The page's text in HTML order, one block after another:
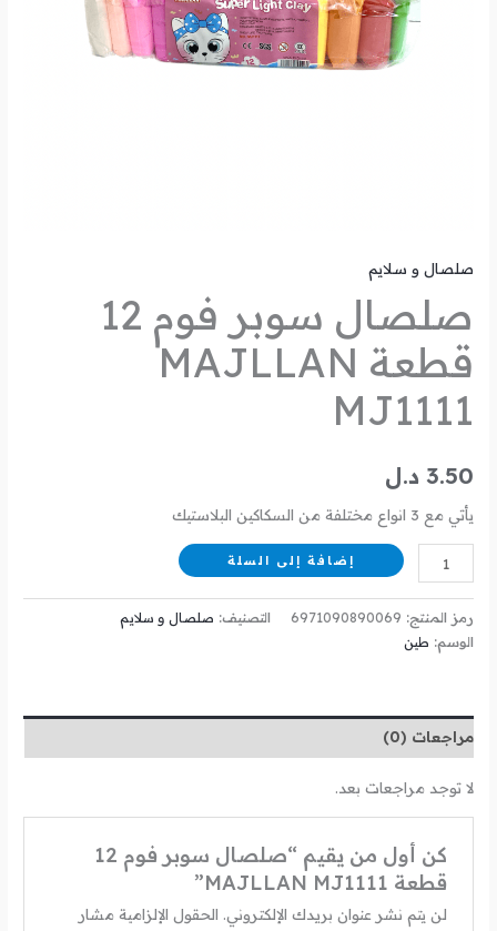
صلصال و سلايم
صلصال سوبر فوم 12
قطعة MAJLLAN
MJ1111
3.50 د.ل
يأتي مع 3 انواع مختلفة من السكاكين البلاستيك
إضافة إلى السلة
رمز المنتج: 6971090890069 التصنيف: صلصال و سلايم
الوسم: طين
مراجعات (0)
لا توجد مراجعات بعد.
كن أول من يقيم “صلصال سوبر فوم 12
قطعة MAJLLAN MJ1111”
لن يتم نشر عنوان بريدك الإلكتروني. الحقول الإلزامية مشار